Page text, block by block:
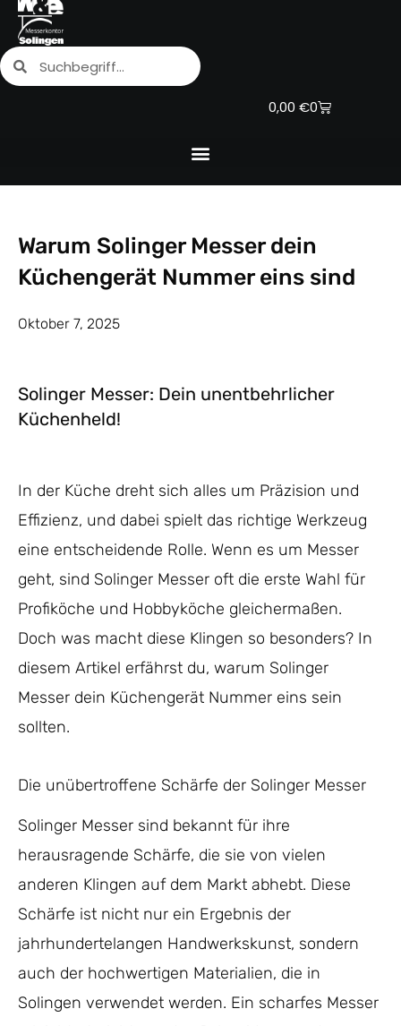
Zum
Inhalt
springen
SucheSuche
0,00 €0
Warenkorb
Warum Solinger Messer dein
Küchengerät Nummer eins sind
Oktober 7, 2025
Solinger Messer: Dein unentbehrlicher
Küchenheld!
In der Küche dreht sich alles um Präzision und
Effizienz, und dabei spielt das richtige Werkzeug
eine entscheidende Rolle. Wenn es um Messer
geht, sind Solinger Messer oft die erste Wahl für
Profiköche und Hobbyköche gleichermaßen.
Doch was macht diese Klingen so besonders? In
diesem Artikel erfährst du, warum Solinger
Messer dein Küchengerät Nummer eins sein
sollten.
Die unübertroffene Schärfe der Solinger Messer
Solinger Messer sind bekannt für ihre
herausragende Schärfe, die sie von vielen
anderen Klingen auf dem Markt abhebt. Diese
Schärfe ist nicht nur ein Ergebnis der
jahrhundertelangen Handwerkskunst, sondern
auch der hochwertigen Materialien, die in
Solingen verwendet werden. Ein scharfes Messer